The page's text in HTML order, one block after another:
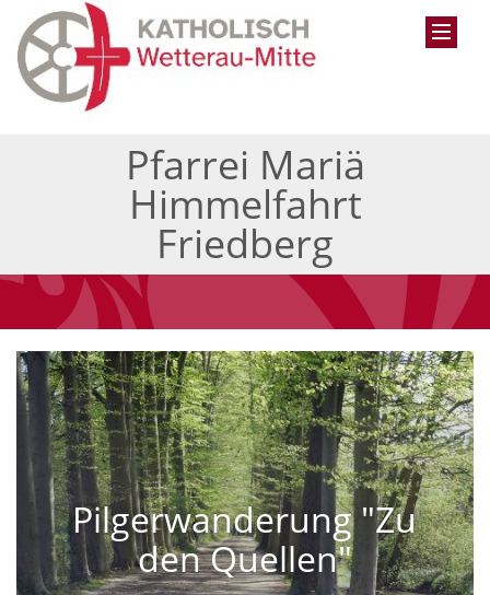
Pfarrei Mariä
Himmelfahrt
Friedberg
Pilgerwanderung "Zu
den Quellen"